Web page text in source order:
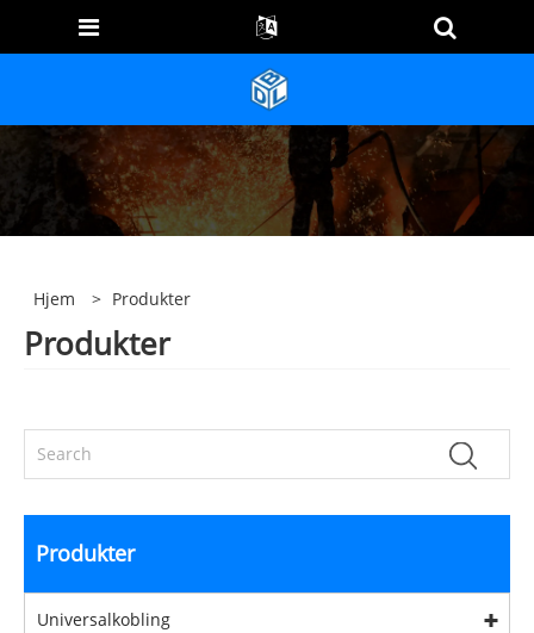
Hjem > Produkter
Produkter
Produkter
Universalkobling